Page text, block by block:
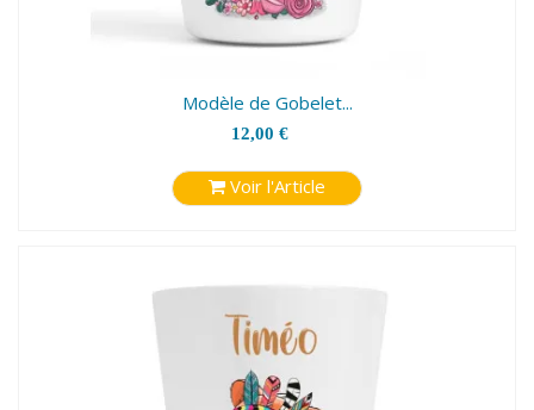
Modèle de Gobelet...
12,00 €
Voir l'Article